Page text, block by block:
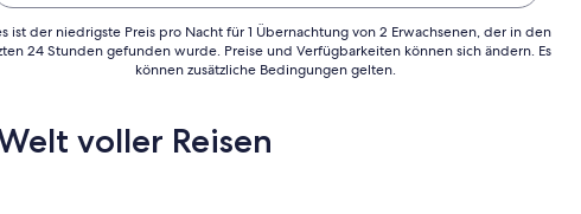
ist der niedrigste Preis pro Nacht für 1 Übernachtung von 2 Erwachsenen, der in den
24 Stunden gefunden wurde. Preise und Verfügbarkeiten können sich ändern. Es
können zusätzliche Bedingungen gelten.
voller Reisen